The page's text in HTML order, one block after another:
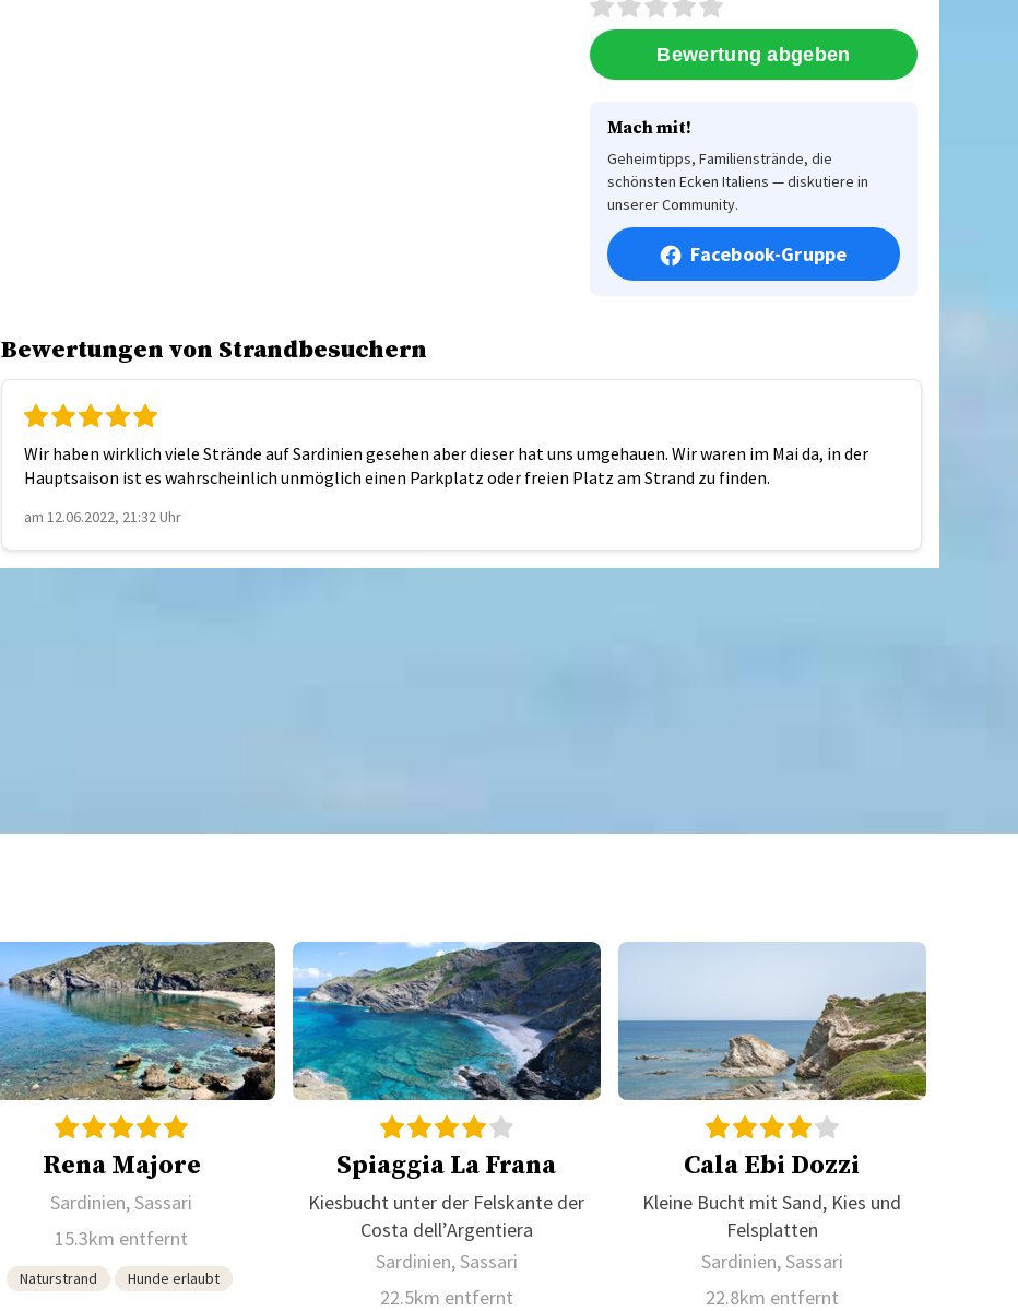
Mach mit!
Geheimtipps, Familienstrände, die
schönsten Ecken Italiens — diskutiere in
unserer Community.
Facebook-Gruppe
Bewertungen von Strandbesuchern
Wir haben wirklich viele Strände auf Sardinien gesehen aber dieser hat uns umgehauen. Wir waren im Mai da, in der
Hauptsaison ist es wahrscheinlich unmöglich einen Parkplatz oder freien Platz am Strand zu finden.
am 12.06.2022, 21:32 Uhr
Rena Majore
Sardinien, Sassari
15.3km entfernt
Naturstrand Hunde erlaubt
Spiaggia La Frana
Kiesbucht unter der Felskante der
Costa dell’Argentiera
Sardinien, Sassari
22.5km entfernt
Cala Ebi Dozzi
Kleine Bucht mit Sand, Kies und
Felsplatten
Sardinien, Sassari
22.8km entfernt